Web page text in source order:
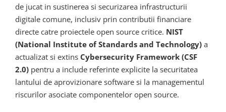
de jucat in sustinerea si securizarea infrastructurii
digitale comune, inclusiv prin contributii financiare
directe catre proiectele open source critice. NIST
(National Institute of Standards and Technology) a
actualizat si extins Cybersecurity Framework (CSF
2.0) pentru a include referinte explicite la securitatea
lantului de aprovizionare software si la managementul
riscurilor asociate componentelor open source.